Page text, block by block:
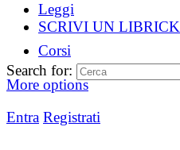
Leggi
SCRIVI UN LIBRICK
Corsi
More options
Entra Registrati
Search for: